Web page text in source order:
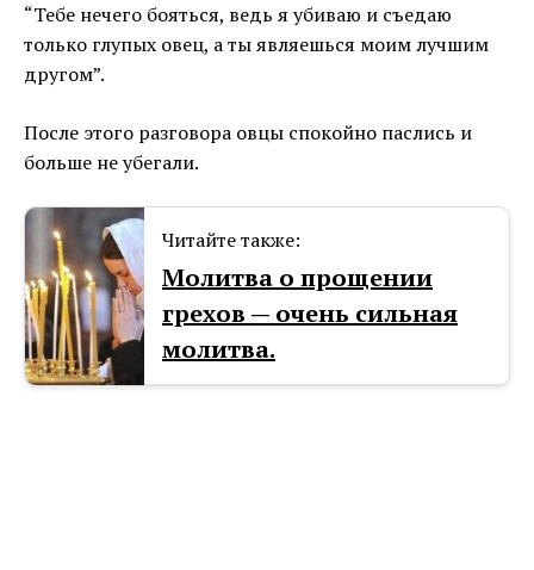
“Тебе нечего бояться, ведь я убиваю и съедаю
только глупых овец, а ты являешься моим лучшим
другом”.
После этого разговора овцы спокойно паслись и
больше не убегали.
Читайте также:
Молитва о прощении
грехов — очень сильная
молитва.